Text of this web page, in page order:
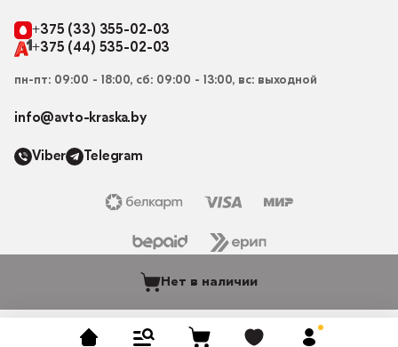
Нет в наличии
+375 (33) 355-02-03
+375 (44) 535-02-03
пн-пт: 09:00 - 18:00, сб: 09:00 - 13:00, вс: выходной
info@avto-kraska.by
Viber Telegram
© 2015-2026, Магазин “Автокраска” avto-kraska.by